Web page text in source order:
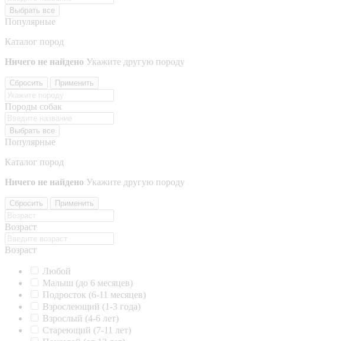
Выбрать все
Популярные
Каталог пород
Ничего не найдено Укажите другую породу
Сбросить Применить
Породы собак
Выбрать все
Популярные
Каталог пород
Ничего не найдено Укажите другую породу
Сбросить Применить
Возраст
Возраст
Любой
Малыш (до 6 месяцев)
Подросток (6-11 месяцев)
Взрослеющий (1-3 года)
Взрослый (4-6 лет)
Стареющий (7-11 лет)